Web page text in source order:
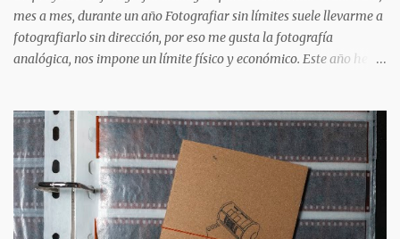
este pequeño pero cuidado...
mes a mes, durante un año Fotografiar sin límites suele llevarme a
fotografiarlo sin dirección, por eso me gusta la fotografía
analógica, nos impone un límite físico y económico. Este año he
límite. ¿Qué es Un año en 12 carretes ? Un año en 12 carretes es un
proyecto fotográfico analógico anual. Durante doces meses
utilizaré un carrete diferente cada mes y registraré no solo las
fotografías finales, sino todo el proceso que hay detrás: decisiones,
errores, aprendizajes y resultados reales. Solo hay una norma:
terminar el carrete. Si no hay inspiración suficiente tocará